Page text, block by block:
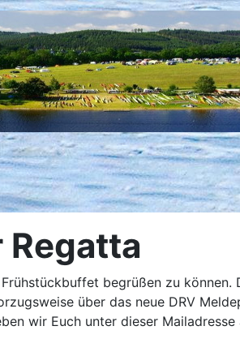
begrüßen zu
über das neue DRV
wir Euch unter dieser